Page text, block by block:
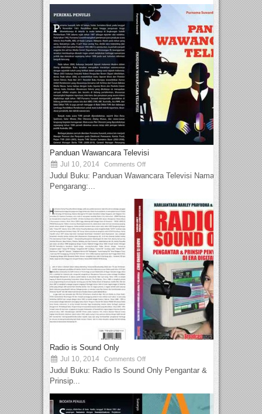
Panduan Wawancara Televisi
Jul 10, 2014 Comments Off
Judul Buku: Panduan Wawancara Televisi Nama
Pengarang:...
Radio is Sound Only
Jul 10, 2014 Comments Off
Judul Buku: Radio Is Sound Only Pengantar &
Prinsip...